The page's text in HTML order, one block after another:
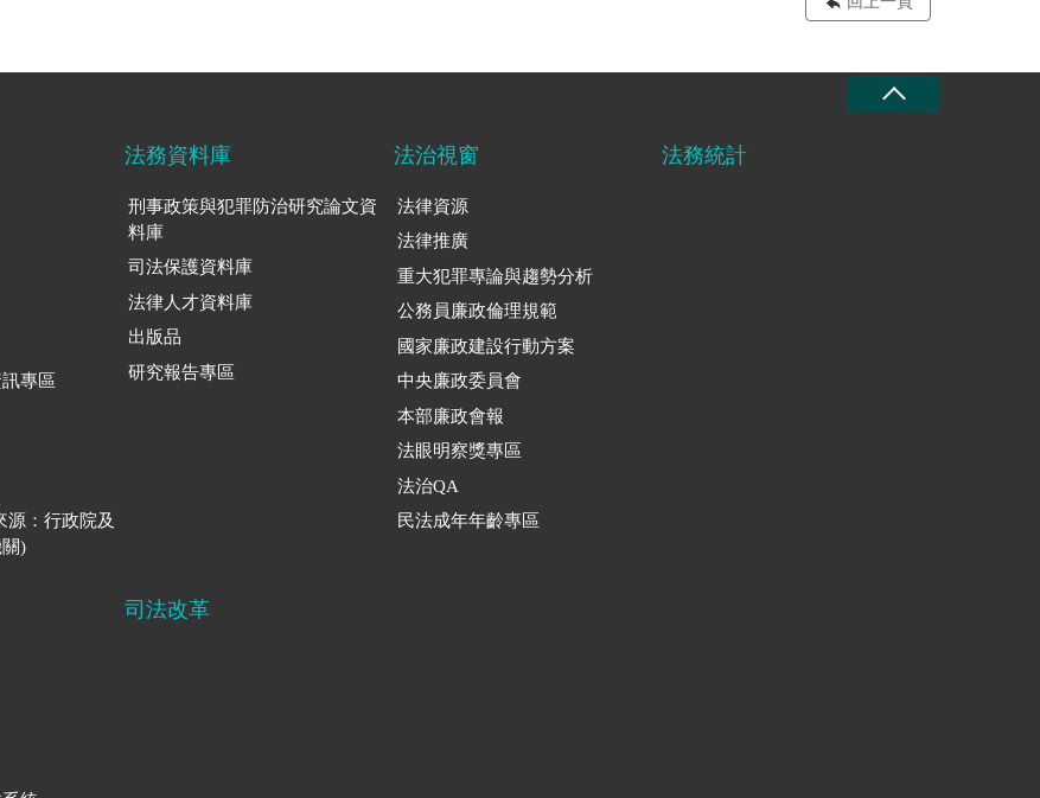
專區
源：行政院及
)
法務資料庫
刑事政策與犯罪防治研究論文資
料庫
司法保護資料庫
法律人才資料庫
出版品
研究報告專區
法治視窗
法律資源
法律推廣
重大犯罪專論與趨勢分析
公務員廉政倫理規範
國家廉政建設行動方案
中央廉政委員會
本部廉政會報
法眼明察獎專區
法治QA
民法成年年齡專區
法務統計
司法改革